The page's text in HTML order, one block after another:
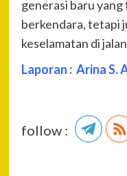
generasi baru
berkendara, tetapi
keselamatan di
Laporan : Arina S.
follow :